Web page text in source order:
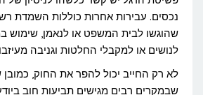
נכסים. עבירות אחרות כוללות השמדת
שהוגשו לבית המשפט או לנאמן, שימוש
לנושים או למקבלי החלטות וגניבה
לא רק החייב יכול להפר את החוק,
שבמקרים רבים מגישים תביעות חוב